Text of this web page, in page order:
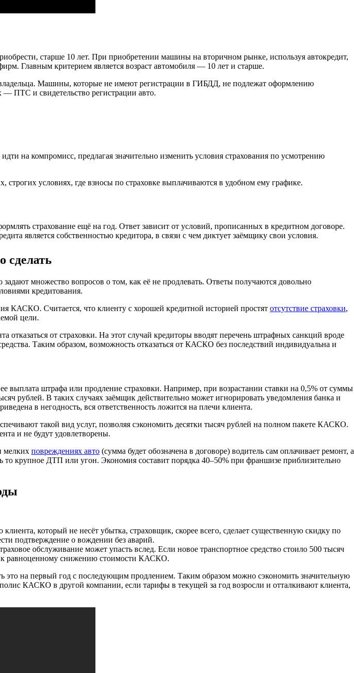
старше 10 лет. При приобретении машины на вторичном рынке, используя автокредит,
Главным критерием является возраст автомобиля — 10 лет и старше.
Машины, которые не имеют регистрации в ГИБДД, не подлежат оформлению
— ПТС и свидетельство регистрации авто.
на компромисс, предлагая значительно изменить условия страхования по усмотрению
строгих условиях, где взносы по страховке выплачиваются в удобном ему графике.
страхование ещё на год. Ответ зависит от условий, прописанных в кредитном договоре.
является собственностью кредитора, в связи с чем диктует заёмщику свои условия.
сделать
множество вопросов о том, как её не продлевать. Ответы получаются довольно
кредитования.
КАСКО. Считается, что клиенту с хорошей кредитной историей простят отсутствие страховки,
цели.
отказаться от страховки. На этот случай кредиторы вводят перечень штрафных санкций вроде
Таким образом, возможность отказаться от КАСКО без последствий индивидуальна и
выплата штрафа или продление страховки. Например, при возрастании ставки на 0,5% от суммы
рублей. В таких случаях заёмщик действительно может игнорировать уведомления банка и
в негодность, вся ответственность ложится на плечи клиента.
такой вид услуг, позволяя сэкономить десятки тысяч рублей на полном пакете КАСКО.
и не будут удовлетворены.
мелких повреждениях авто (сумма будет обозначена в договоре) водитель сам оплачивает ремонт, а
то крупное ДТП или угон. Экономия составит порядка 40–50% при франшизе приблизительно
который не несёт убытка, страховщик, скорее всего, сделает существенную скидку по
подтверждение о вождении без аварий.
обслуживание может упасть вслед. Если новое транспортное средство стоило 500 тысяч
к равноценному снижению стоимости КАСКО.
это на первый год с последующим продлением. Таким образом можно сэкономить значительную
КАСКО в другой компании, если тарифы в текущей за год возросли и отталкивают клиента,